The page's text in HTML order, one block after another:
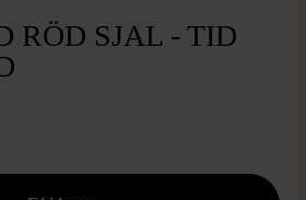
RÖD SJAL - TID